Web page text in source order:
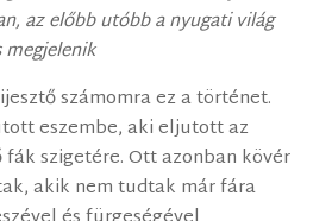
az előbb utóbb a nyugati világ
megjelenik
számomra ez a történet.
eszembe, aki eljutott az
szigetére. Ott azonban kövér
akik nem tudtak már fára